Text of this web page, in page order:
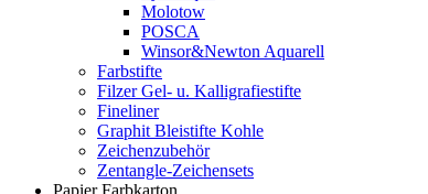
Molotow
POSCA
Winsor&Newton Aquarell
Farbstifte
Filzer Gel- u. Kalligrafiestifte
Fineliner
Graphit Bleistifte Kohle
Zeichenzubehör
Zentangle-Zeichensets
Papier Farbkarton